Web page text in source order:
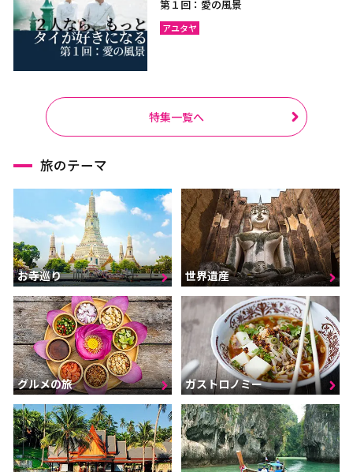
第１回：愛の風景
アユタヤ
特集一覧へ
旅のテーマ
お寺巡り 世界遺産
グルメの旅 ガストロノミー